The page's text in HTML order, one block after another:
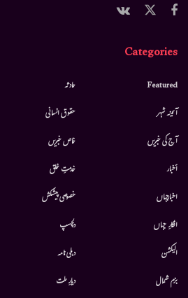
Categories
Featured
آئینہ شہر
آج کی خبریں
أخبار
اخبارجہاں
افکارِ جہاں
الیکشن
بزم شمال
حادثہ
حقوق انسانی
خاص خبریں
خدمتِ خلق
خصوصی پیشکش
دلچسپ
دہلی نامہ
دیارِ ملت